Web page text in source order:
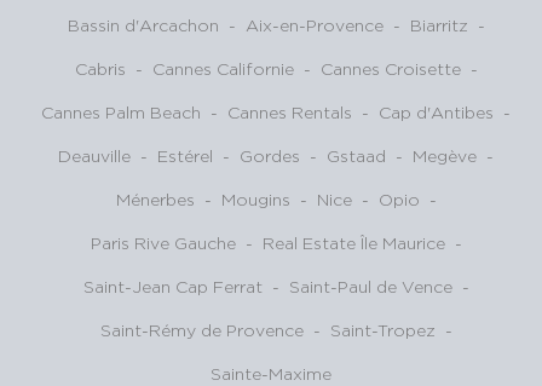
Bassin d'Arcachon - Aix-en-Provence - Biarritz -
Cabris - Cannes Californie - Cannes Croisette -
Cannes Palm Beach - Cannes Rentals - Cap d'Antibes -
Deauville - Estérel - Gordes - Gstaad - Megève -
Ménerbes - Mougins - Nice - Opio -
Paris Rive Gauche - Real Estate Île Maurice -
Saint-Jean Cap Ferrat - Saint-Paul de Vence -
Saint-Rémy de Provence - Saint-Tropez -
Sainte-Maxime